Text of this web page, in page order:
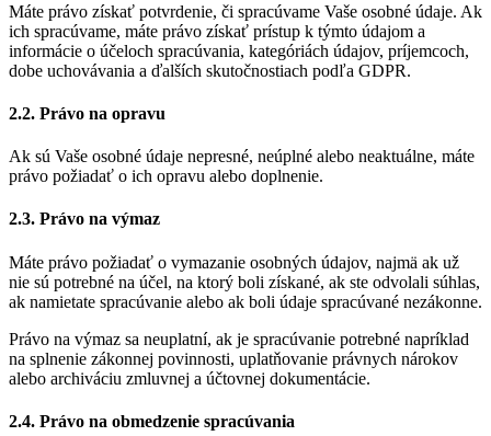
Máte právo získať potvrdenie, či spracúvame Vaše osobné údaje. Ak
ich spracúvame, máte právo získať prístup k týmto údajom a
informácie o účeloch spracúvania, kategóriách údajov, príjemcoch,
dobe uchovávania a ďalších skutočnostiach podľa GDPR.
2.2. Právo na opravu
Ak sú Vaše osobné údaje nepresné, neúplné alebo neaktuálne, máte
právo požiadať o ich opravu alebo doplnenie.
2.3. Právo na výmaz
Máte právo požiadať o vymazanie osobných údajov, najmä ak už
nie sú potrebné na účel, na ktorý boli získané, ak ste odvolali súhlas,
ak namietate spracúvanie alebo ak boli údaje spracúvané nezákonne.
Právo na výmaz sa neuplatní, ak je spracúvanie potrebné napríklad
na splnenie zákonnej povinnosti, uplatňovanie právnych nárokov
alebo archiváciu zmluvnej a účtovnej dokumentácie.
2.4. Právo na obmedzenie spracúvania